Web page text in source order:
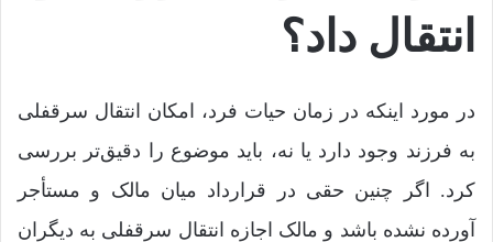
انتقال داد؟
در مورد اینکه در زمان حیات فرد، امکان انتقال سرقفلی
به فرزند وجود دارد یا نه، باید موضوع را دقیق‌تر بررسی
کرد. اگر چنین حقی در قرارداد میان مالک و مستأجر
آورده نشده باشد و مالک اجازه انتقال سرقفلی به دیگران